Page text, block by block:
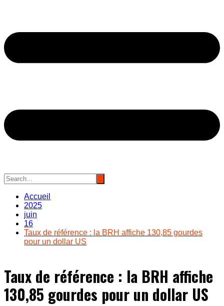
Accueil
2025
juin
16
Taux de référence : la BRH affiche 130,85 gourdes
pour un dollar US
Taux de référence : la BRH affiche
130,85 gourdes pour un dollar US